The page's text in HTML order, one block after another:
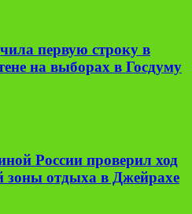
первую строку в
на выборах в Госдуму
России проверил ход
зоны отдыха в Джейрахе